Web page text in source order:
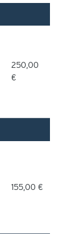
250,00
€
155,00 €